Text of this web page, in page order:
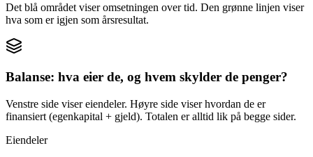
Det blå området viser omsetningen over tid. Den grønne linjen viser
hva som er igjen som årsresultat.
Balanse: hva eier de, og hvem skylder de penger?
Venstre side viser eiendeler. Høyre side viser hvordan de er
finansiert (egenkapital + gjeld). Totalen er alltid lik på begge sider.
Eiendeler